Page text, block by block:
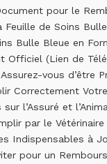
pour le
Feuille de Soins
Bulle Bleue en
Officiel (Lien de
vous d’être
Correctement
l’Assuré et
par le Vétérinaire
Indispensables à
pour un